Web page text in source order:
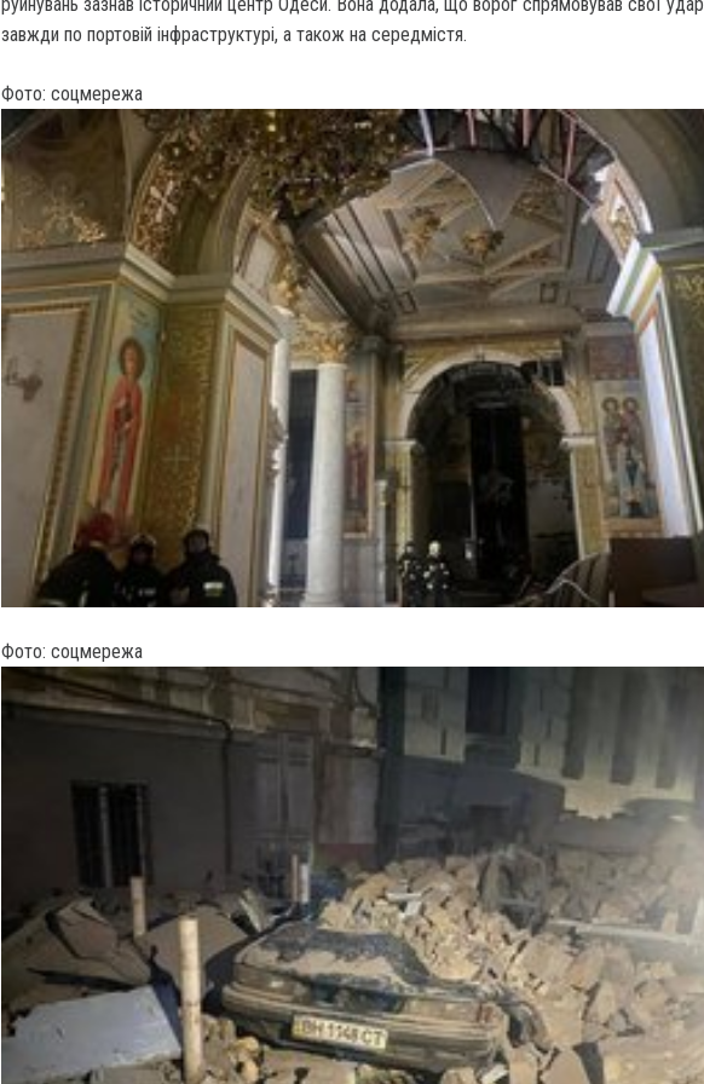
руйнувань зазнав історичний центр Одеси. Вона додала, що ворог спрямовував свої
завжди по портовій інфраструктурі, а також на середмістя.
Фото: соцмережа
Фото: соцмережа